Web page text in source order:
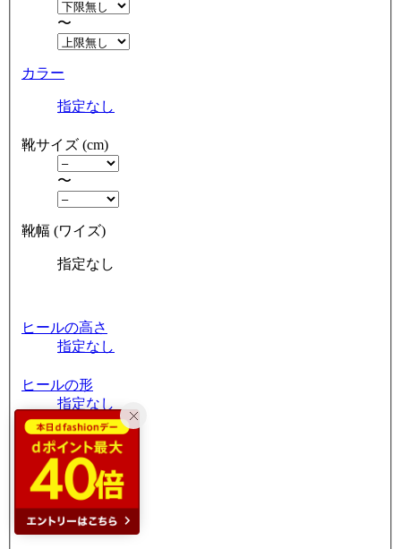
〜
カラー
指定なし
靴サイズ (cm)
〜
靴幅 (ワイズ)
指定なし
ヒールの高さ
指定なし
ヒールの形
指定なし
つま先の形状
指定なし
筒周り
指定なし